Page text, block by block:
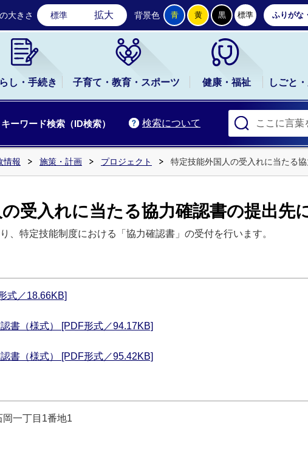
石岡市公式ホームページ
大きさ 標準 拡大 背景色 青 黄 黒 標準 ふりがな
し・手続き 子育て・教育・スポーツ 健康・福祉 しごと
検索について
キーワード検索（ID検索）
情報 施策・計画 プロジェクト 特定技能外国人の受入れに当たる
受入れに当たる協力確認書の提出先
、特定技能制度における「協力確認書」の受付を行います。
式／18.66KB]
書（様式） [PDF形式／94.17KB]
書（様式） [PDF形式／95.42KB]
一丁目1番地1